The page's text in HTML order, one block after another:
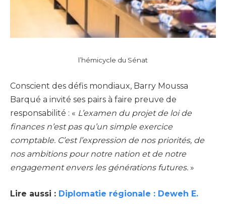
l’hémicycle du Sénat
Conscient des défis mondiaux, Barry Moussa
Barqué a invité ses pairs à faire preuve de
responsabilité : « L’examen du projet de loi de
finances n’est pas qu’un simple exercice
comptable. C’est l’expression de nos priorités, de
nos ambitions pour notre nation et de notre
engagement envers les générations futures. »
Lire aussi : Diplomatie régionale : Deweh E.